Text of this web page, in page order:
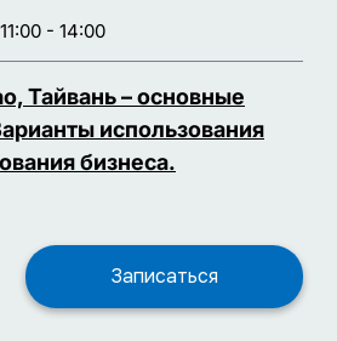
11:00 - 14:00
Тайвань – основные
использования
бизнеса.
Записаться